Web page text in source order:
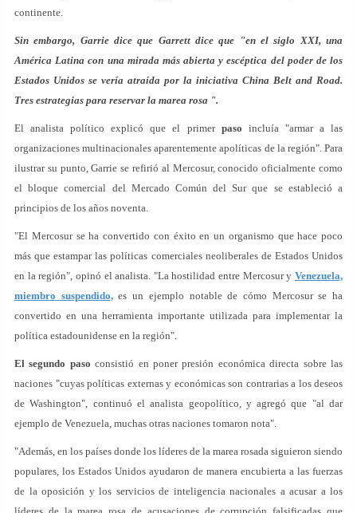
continente.
Sin embargo, Garrie dice que Garrett dice que "en el siglo XXI, una
América Latina con una mirada más abierta y escéptica del poder de los
Estados Unidos se vería atraída por la iniciativa China Belt and Road.
Tres estrategias para reservar la marea rosa ".
El analista político explicó que el primer paso incluía "armar a las
organizaciones multinacionales aparentemente apolíticas de la región". Para
ilustrar su punto, Garrie se refirió al Mercosur, conocido oficialmente como
el bloque comercial del Mercado Común del Sur que se estableció a
principios de los años noventa.
"El Mercosur se ha convertido con éxito en un organismo que hace poco
más que estampar las políticas comerciales neoliberales de Estados Unidos
en la región", opinó el analista. "La hostilidad entre Mercosur y Venezuela,
miembro suspendido,es un ejemplo notable de cómo Mercosur se ha
convertido en una herramienta importante utilizada para implementar la
política estadounidense en la región".
El segundo paso consistió en poner presión económica directa sobre las
naciones "cuyas políticas externas y económicas son contrarias a los deseos
de Washington", continuó el analista geopolítico, y agregó que "al dar
ejemplo de Venezuela, muchas otras naciones tomaron nota".
"Además, en los países donde los líderes de la marea rosada siguieron siendo
populares, los Estados Unidos ayudaron de manera encubierta a las fuerzas
de la oposición y los servicios de inteligencia nacionales a acusar a los